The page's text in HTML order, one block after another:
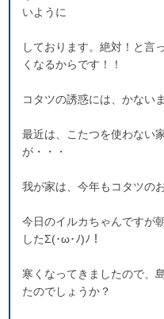
いように
しております。絶対！と言
くなるからです！！
コタツの誘惑には、かない
最近は、こたつを使わない
が・・・
我が家は、今年もコタツ
今日のイルカちゃんですが
したΣ(･ω･ﾉ)ﾉ！
寒くなってきましたので、
たのでしょうか？